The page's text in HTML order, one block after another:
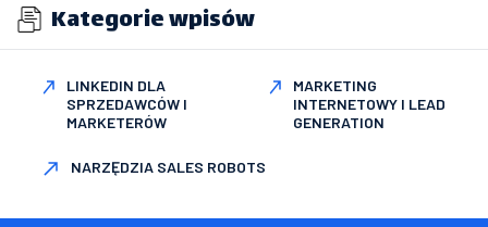
Kategorie wpisów
LINKEDIN DLA
SPRZEDAWCÓW I
MARKETERÓW
MARKETING
INTERNETOWY I LEAD
GENERATION
NARZĘDZIA SALES ROBOTS